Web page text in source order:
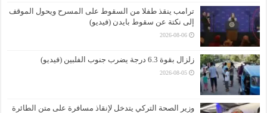
ترامب ينقذ طفلا من السقوط على المسرح ويحول الموقف
إلى نكتة عن سقوط بايدن (فيديو)
2026-08-06
زلزال بقوة 6.3 درجة يضرب جنوب الفلبين (فيديو)
2026-08-05
وزير الصحة التركي يتدخل لإنقاذ مسافرة على متن الطائرة